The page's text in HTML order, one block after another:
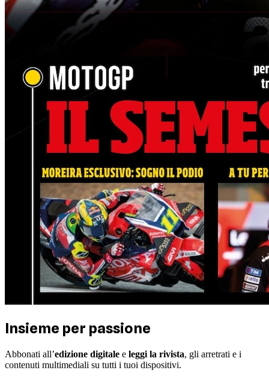
Insieme per passione
Abbonati all’edizione digitale e leggi la rivista, gli arretrati e i
contenuti multimediali su tutti i tuoi dispositivi.